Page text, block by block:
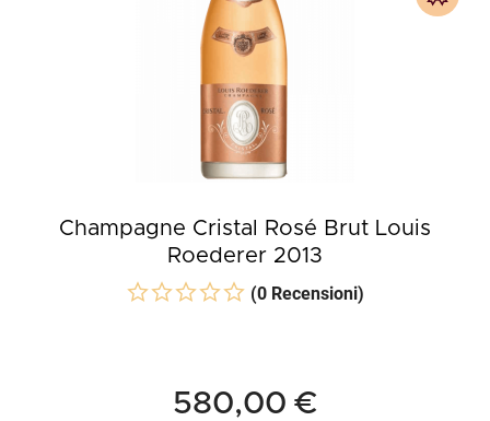
Champagne Cristal Rosé Brut Louis
Roederer 2013
(0 Recensioni)
580,00 €